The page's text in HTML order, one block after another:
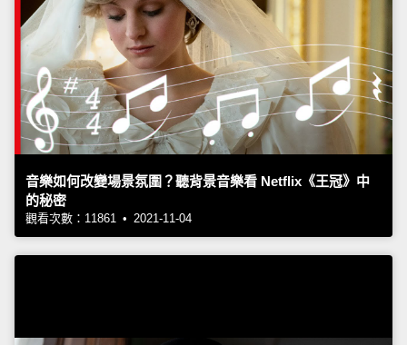
音樂如何改變場景氛圍？聽背景音樂看 Netflix《王冠》中
的秘密
觀看次數：11861 • 2021-11-04